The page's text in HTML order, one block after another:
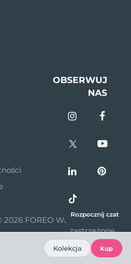
OBSERWUJ
NAS
2026 FOREO Wszelkie prawa
zastrzeżone
Rozpocznij czat
Kolekcja Kup